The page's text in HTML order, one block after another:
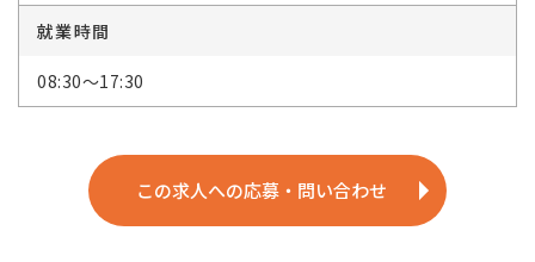
就業時間
08:30～17:30
この求人への応募・問い合わせ